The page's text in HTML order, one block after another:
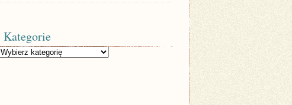
Kategorie
Kategorie